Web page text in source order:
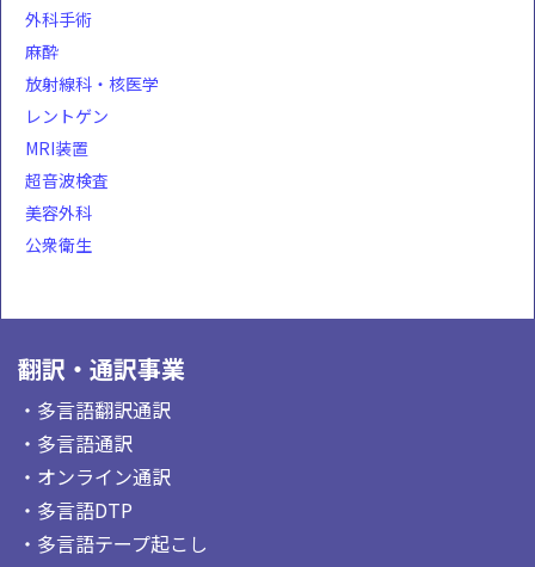
外科手術
麻酔
放射線科・核医学
レントゲン
MRI装置
超音波検査
美容外科
公衆衛生